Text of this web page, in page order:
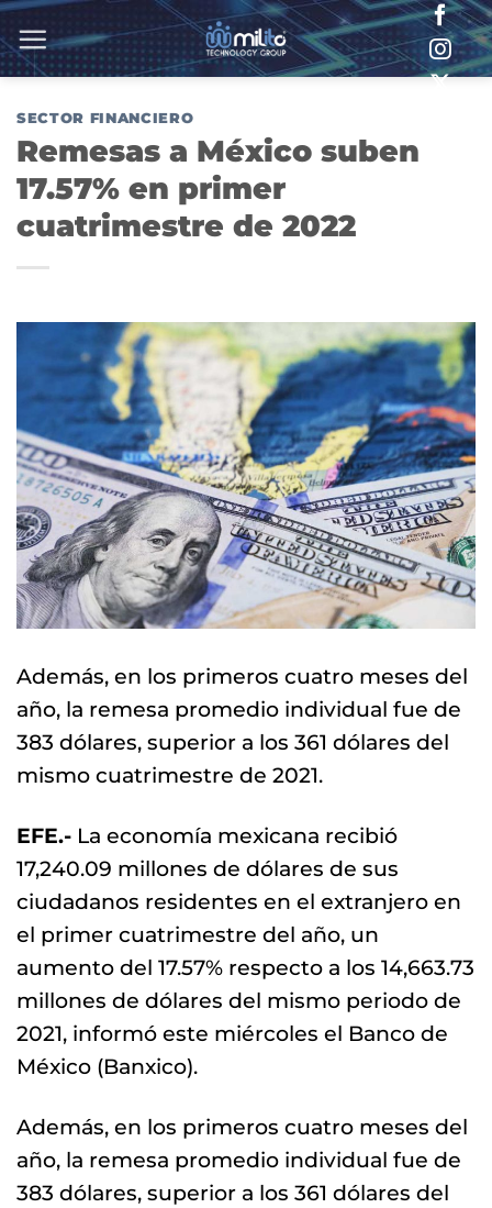
Saltar
al
contenido
SECTOR FINANCIERO
Remesas a México suben
17.57% en primer
cuatrimestre de 2022
Además, en los primeros cuatro meses del
año, la remesa promedio individual fue de
383 dólares, superior a los 361 dólares del
mismo cuatrimestre de 2021.
EFE.- La economía mexicana recibió
17,240.09 millones de dólares de sus
ciudadanos residentes en el extranjero en
el primer cuatrimestre del año, un
aumento del 17.57% respecto a los 14,663.73
millones de dólares del mismo periodo de
2021, informó este miércoles el Banco de
México (Banxico).
Además, en los primeros cuatro meses del
año, la remesa promedio individual fue de
383 dólares, superior a los 361 dólares del